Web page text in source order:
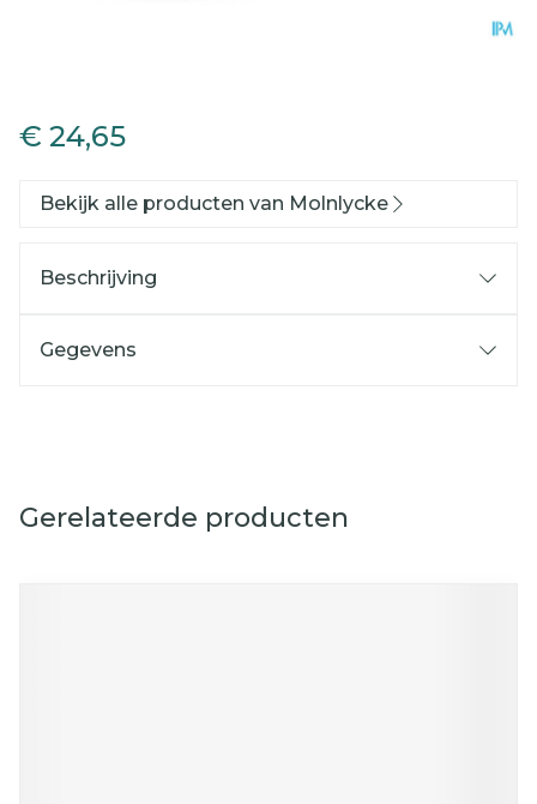
€ 24,65
Bekijk alle producten van Molnlycke
Beschrijving
Gegevens
Gerelateerde producten